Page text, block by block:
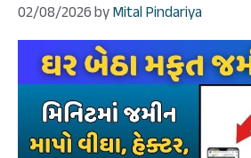
02/08/2026byMital Pindariya